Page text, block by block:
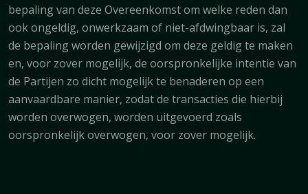
bepaling van deze Overeenkomst om welke reden dan
ook ongeldig, onwerkzaam of niet-afdwingbaar is, zal
de bepaling worden gewijzigd om deze geldig te maken
en, voor zover mogelijk, de oorspronkelijke intentie van
de Partijen zo dicht mogelijk te benaderen op een
aanvaardbare manier, zodat de transacties die hierbij
worden overwogen, worden uitgevoerd zoals
oorspronkelijk overwogen, voor zover mogelijk.